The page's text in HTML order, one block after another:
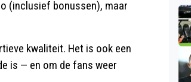
(inclusief bonussen), maar
kwaliteit. Het is ook een
is — en om de fans weer